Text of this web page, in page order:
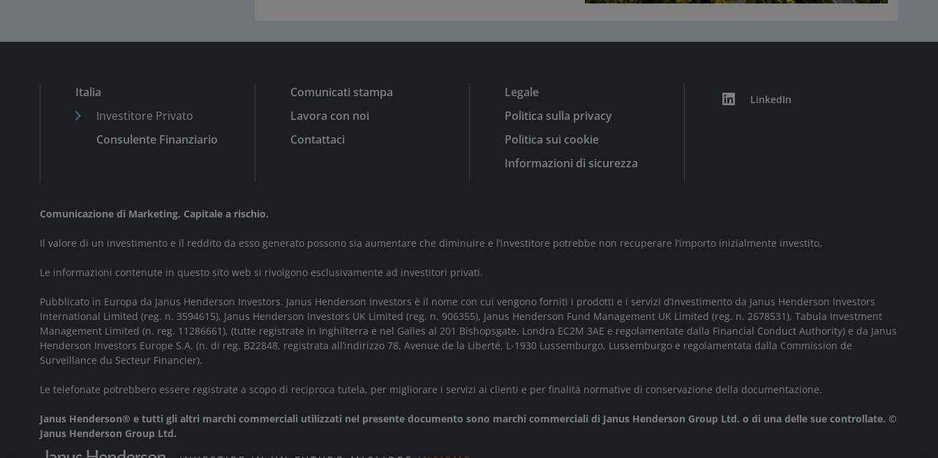
Italia
Investitore Privato
Consulente Finanziario
Comunicati stampa
Lavora con noi
Contattaci
Legale
Politica sulla privacy
Politica sui cookie
Informazioni di sicurezza
LinkedIn
Comunicazione di Marketing. Capitale a rischio.
Il valore di un investimento e il reddito da esso generato possono sia aumentare che diminuire e l’investitore potrebbe non recuperare l’importo inizialmente investito.
Le informazioni contenute in questo sito web si rivolgono esclusivamente ad investitori privati.
Pubblicato in Europa da Janus Henderson Investors. Janus Henderson Investors è il nome con cui vengono forniti i prodotti e i servizi d’investimento da Janus Henderson Investors
International Limited (reg. n. 3594615), Janus Henderson Investors UK Limited (reg. n. 906355), Janus Henderson Fund Management UK Limited (reg. n. 2678531), Tabula Investment
Management Limited (n. reg. 11286661), (tutte registrate in Inghilterra e nel Galles al 201 Bishopsgate, Londra EC2M 3AE e regolamentate dalla Financial Conduct Authority) e da Janus
Henderson Investors Europe S.A. (n. di reg. B22848, registrata all’indirizzo 78, Avenue de la Liberté, L-1930 Lussemburgo, Lussemburgo e regolamentata dalla Commission de
Surveillance du Secteur Financier).
Le telefonate potrebbero essere registrate a scopo di reciproca tutela, per migliorare i servizi ai clienti e per finalità normative di conservazione della documentazione.
Janus Henderson® e tutti gli altri marchi commerciali utilizzati nel presente documento sono marchi commerciali di Janus Henderson Group Ltd. o di una delle sue controllate. ©
Janus Henderson Group Ltd.